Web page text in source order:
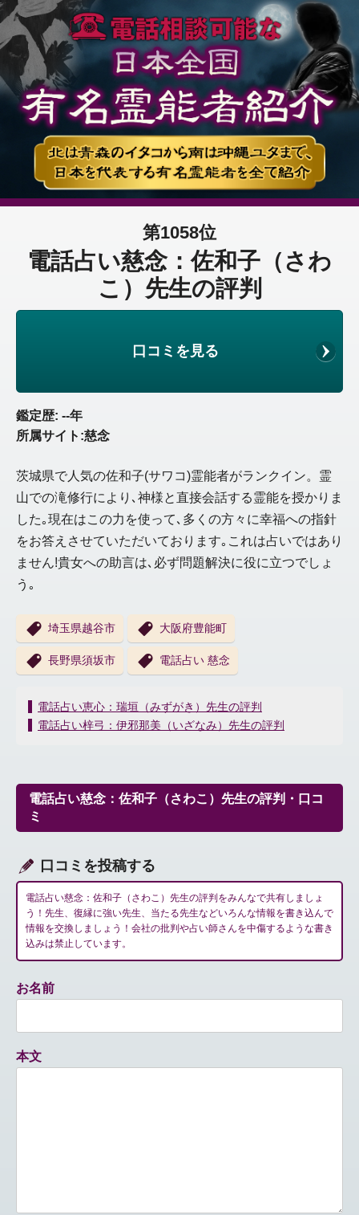
第1058位
電話占い慈念：佐和子（さわ
こ）先生の評判
口コミを見る
鑑定歴: --年
所属サイト:慈念
茨城県で人気の佐和子(サワコ)霊能者がランクイン。霊
山での滝修行により､神様と直接会話する霊能を授かりま
した｡現在はこの力を使って､多くの方々に幸福への指針
をお答えさせていただいております｡これは占いではあり
ません!貴女への助言は､必ず問題解決に役に立つでしょ
う｡
埼玉県越谷市 大阪府豊能町
長野県須坂市 電話占い 慈念
投
稿
ー
シ
ョ
電話占い恵心：瑞垣（みずがき）先生の評判
電話占い梓弓：伊邪那美（いざなみ）先生の評判
電話占い慈念：佐和子（さわこ）先生の評判・口コ
ミ
口コミを投稿する
電話占い慈念：佐和子（さわこ）先生の評判をみんなで共有しましょ
う！先生、復縁に強い先生、当たる先生などいろんな情報を書き込んで
情報を交換しましょう！会社の批判や占い師さんを中傷するような書き
込みは禁止しています。
お名前
本文